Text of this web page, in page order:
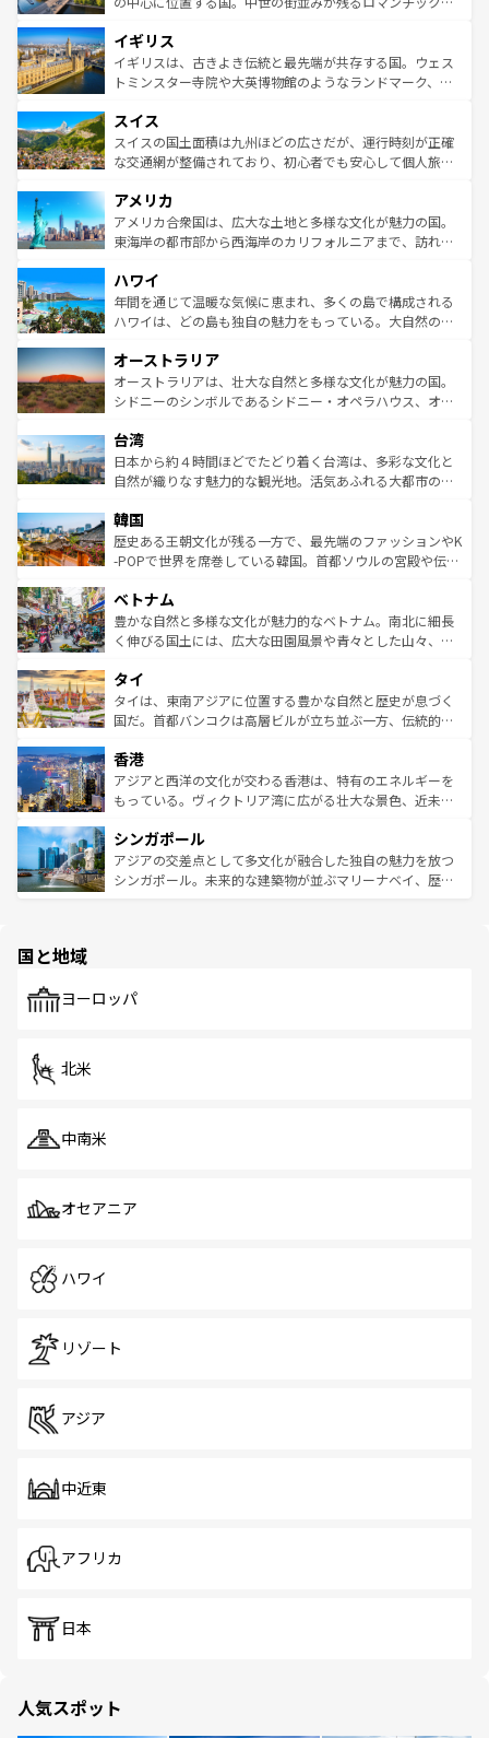
いる。シャンパンの発祥地であるランス、プロヴァンスの
香り高いラベンダー畑など、多彩な楽しみ方が可能だ。さ
らに、パリ以外の地域にも魅力が溢れており、どの街角に
れる地方に足を運ぶとそれぞれで全く異なる文化を体験で
きるだろう。 なお、新着のフランス情報はコンテンツ一覧
を参照してほしい。
顔を持つこの国は、どこを歩いても飽きることがない。ベ
ルリンの文化的活気、バイエルン州のアルプスの絶景、そ
してライン川沿いのワイン畑といった風景は必見。ビール
は、お酒好きな人にはぜひ体験してほしい。 なお、新着の
ドイツ情報はコンテンツ一覧を参照してほしい。
イギリス
イギリスは、古きよき伝統と最先端が共存する国。ウェス
トミンスター寺院や大英博物館のようなランドマーク、歴
リアごとに異なる魅力がある。また、優雅なアフタヌーン
ティー、ビール好きにはたまらない英国パブ、サッカー観
戦など、本場だからこそできる体験も豊富。イギリスを旅
ンツ一覧を参照してほしい。
スイス
スイスの国土面積は九州ほどの広さだが、運行時刻が正確
な交通網が整備されており、初心者でも安心して個人旅行
の建物がそのまま残る町や、スイスならではのユニークな
博物館もあり、アルプス観光だけでなく町歩きも満喫する
ことができる。国民の所得が高いため物価も高いが、旅行
ば市内交通費無料で観光を楽しむこともできる。 なお、新
着のスイス情報はコンテンツ一覧 を参照してほしい。
アメリカ
アメリカ合衆国は、広大な土地と多様な文化が魅力の国。
東海岸の都市部から西海岸のカリフォルニアまで、訪れる
のような巨大都市は、観光、ショッピング、エンターテイ
ンメントが詰まった刺激的なスポットだ。一方、アメリカ
西部には大自然が広がり、グランドキャニオンやイエロー
部のニューオーリンズでは、音楽と美食が融合した独特の
文化が魅力。旅行者はアメリカの各地域で異なる魅力を楽
しみながら、その多様性と豊かな歴史を感じることができ
ならではの贅沢な旅のスタイルだ。 なお、新着のアメリカ
情報はコンテンツ一覧を参照してほしい。
ハワイ
年間を通じて温暖な気候に恵まれ、多くの島で構成される
ハワイは、どの島も独自の魅力をもっている。大自然の神
ワイ島は見逃せない。また、定番の観光地といえばオアフ
島だが、静かな自然を求めるならマウイ島やカウアイ島が
おすすめ。エメラルドグリーンに輝く海をはじめ、豊かな
れるおもてなしの心で訪れる人々を迎えてくれるハワイの
人々、おいしいローカルフードやハワイアンミュージッ
ク、伝統的なフラダンスなど、すべてがハワイの魅力を彩
ワイを、存分に味わってほしい。 なお、新着のハワイ情報
はコンテンツ一覧を参照してほしい。
オーストラリア
オーストラリアは、壮大な自然と多様な文化が魅力の国。
シドニーのシンボルであるシドニー・オペラハウス、オー
リアリーフや大陸中央部にそびえるウルル（エアーズロッ
ク）、タスマニアの美しい原生林やケアンズの熱帯雨林な
ど、見どころがたくさん。また、カフェやワイン、オージ
いる。アクティビティも充実しており、サーフィンやダイ
ビング、ハイキングなど、アウトドア好きにはたまらな
い。オーストラリアの多彩な魅力を存分に味わいつくそ
参照してほしい。
台湾
日本から約４時間ほどでたどり着く台湾は、多彩な文化と
自然が織りなす魅力的な観光地。活気あふれる大都市の台
ン）、静ひつな山岳地帯である台湾東部など、都市の喧騒
と山間の静けさが共存しており、訪れる人に新しい発見と
驚きをもたらしてくれる。また、奥深い台湾の食文化も魅
容にもいいと評判のスイーツなど、バラエティ豊かな料理
が味わえる。 なお、新着の台湾情報は コンテンツ一覧を参
照してほしい。
韓国
歴史ある王朝文化が残る一方で、最先端のファッションやK
-POPで世界を席巻している韓国。首都ソウルの宮殿や伝統
き、地方に足を延ばせば四季折々の自然美を楽しむことが
できる。そして、キムチや焼肉、絶品のストリートフード
まで、さまざまな韓国料理が待っている。夜には、韓国な
リティに包まれながら、韓国の多彩な魅力を心ゆくまで味
わってみてほしい。 なお、新着の韓国情報はコンテンツ一
覧を参照してほしい。
ベトナム
豊かな自然と多様な文化が魅力的なベトナム。南北に細長
く伸びる国土には、広大な田園風景や青々とした山々、世
急速な発展と共に伝統が息づく。ハノイの古い町並みやホ
ーチミン市のフランス統治時代の建物も、独特の雰囲気を
醸し出している。また、バラエティの豊かさとおいしさで
とつ。フォーやバインミー、ベトナムコーヒーなどは、ぜ
ひ現地で味わいたい。どの地域を訪れてもあたたかい人々
が旅行者を迎えてくれるので、きっと忘れられない旅にな
参照してほしい。
タイ
タイは、東南アジアに位置する豊かな自然と歴史が息づく
国だ。首都バンコクは高層ビルが立ち並ぶ一方、伝統的な
の活気が交差している。北部ではチェンマイなどの山岳地
帯で自然と触れ合い、南部ではプーケットやクラビの美し
いビーチでリゾート気分を楽しむことができる。タイ料理
激する。気候は一年中温暖で、どの季節にも異なる楽しみ
が待っている。親しみやすいタイの人々、仏教を中心とし
た文化、そして多様な観光資源が、訪れる旅人を魅了し続
香港
アジアと西洋の文化が交わる香港は、特有のエネルギーを
もっている。ヴィクトリア湾に広がる壮大な景色、近未来
み、どこを訪れても感動するはず。観光スポットが密集し
ており、効率よく見どころを回れるのも魅力。息をのむよ
うな絶景から文化的な体験まで、香港を存分に楽しみ尽く
シンガポール
アジアの交差点として多文化が融合した独自の魅力を放つ
シンガポール。未来的な建築物が並ぶマリーナベイ、歴史
で、ホーカーズは地元の風情を楽しめる外せないスポット
国と地域
ヨーロッパ
北米
中南米
オセアニア
ハワイ
リゾート
アジア
中近東
アフリカ
日本
人気スポット